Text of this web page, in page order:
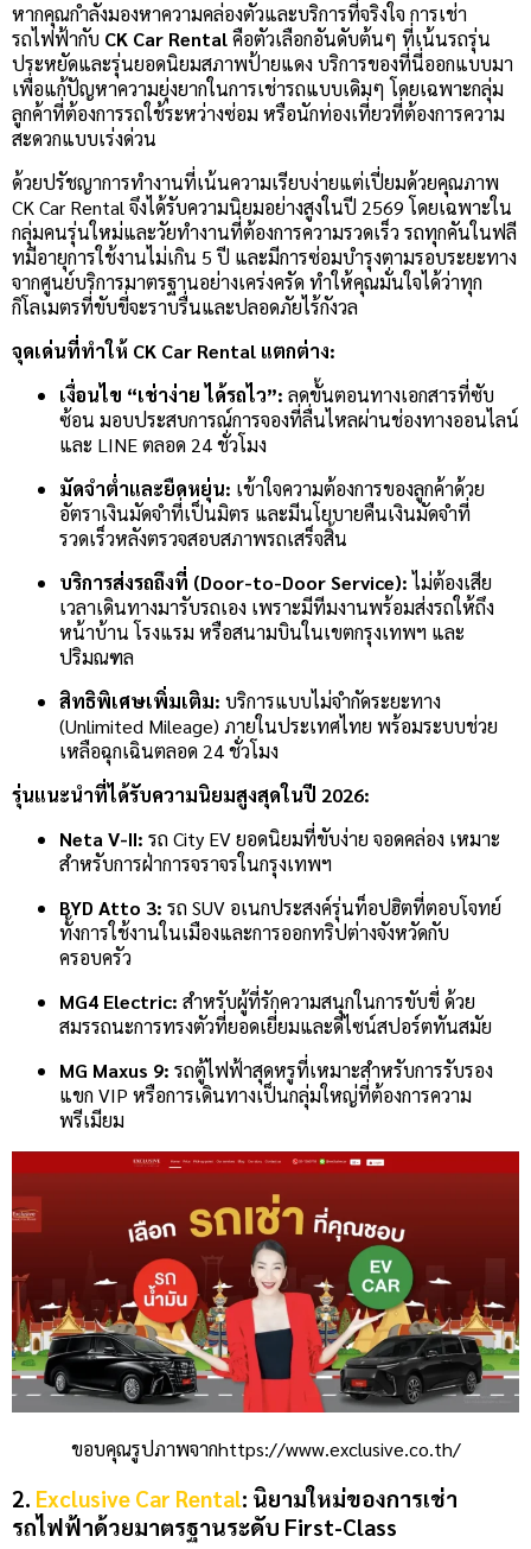
หากคุณกำลังมองหาความคล่องตัวและบริการที่จริงใจ การเช่า
รถไฟฟ้ากับ CK Car Rentalคือตัวเลือกอันดับต้นๆ ที่เน้นรถรุ่น
ประหยัดและรุ่นยอดนิยมสภาพป้ายแดง บริการของที่นี่ออกแบบมา
เพื่อแก้ปัญหาความยุ่งยากในการเช่ารถแบบเดิมๆ โดยเฉพาะกลุ่ม
ลูกค้าที่ต้องการรถใช้ระหว่างซ่อม หรือนักท่องเที่ยวที่ต้องการความ
สะดวกแบบเร่งด่วน
ด้วยปรัชญาการทำงานที่เน้นความเรียบง่ายแต่เปี่ยมด้วยคุณภาพ
CK Car Rental จึงได้รับความนิยมอย่างสูงในปี 2569 โดยเฉพาะใน
กลุ่มคนรุ่นใหม่และวัยทำงานที่ต้องการความรวดเร็ว รถทุกคันในฟลี
ทมีอายุการใช้งานไม่เกิน 5 ปี และมีการซ่อมบำรุงตามรอบระยะทาง
จากศูนย์บริการมาตรฐานอย่างเคร่งครัด ทำให้คุณมั่นใจได้ว่าทุก
กิโลเมตรที่ขับขี่จะราบรื่นและปลอดภัยไร้กังวล
จุดเด่นที่ทำให้ CK Car Rental แตกต่าง:
เงื่อนไข “เช่าง่าย ได้รถไว”: ลดขั้นตอนทางเอกสารที่ซับ
ซ้อน มอบประสบการณ์การจองที่ลื่นไหลผ่านช่องทางออนไลน์
และ LINE ตลอด 24 ชั่วโมง
มัดจำต่ำและยืดหยุ่น: เข้าใจความต้องการของลูกค้าด้วย
อัตราเงินมัดจำที่เป็นมิตร และมีนโยบายคืนเงินมัดจำที่
รวดเร็วหลังตรวจสอบสภาพรถเสร็จสิ้น
บริการส่งรถถึงที่ (Door-to-Door Service):ไม่ต้องเสีย
เวลาเดินทางมารับรถเอง เพราะมีทีมงานพร้อมส่งรถให้ถึง
หน้าบ้าน โรงแรม หรือสนามบินในเขตกรุงเทพฯ และ
ปริมณฑล
สิทธิพิเศษเพิ่มเติม: บริการแบบไม่จำกัดระยะทาง
(Unlimited Mileage) ภายในประเทศไทย พร้อมระบบช่วย
เหลือฉุกเฉินตลอด 24 ชั่วโมง
รุ่นแนะนำที่ได้รับความนิยมสูงสุดในปี 2026:
Neta V-II: รถ City EV ยอดนิยมที่ขับง่าย จอดคล่อง เหมาะ
สำหรับการฝ่าการจราจรในกรุงเทพฯ
BYD Atto 3: รถ SUV อเนกประสงค์รุ่นท็อปฮิตที่ตอบโจทย์
ทั้งการใช้งานในเมืองและการออกทริปต่างจังหวัดกับ
ครอบครัว
MG4 Electric: สำหรับผู้ที่รักความสนุกในการขับขี่ ด้วย
สมรรถนะการทรงตัวที่ยอดเยี่ยมและดีไซน์สปอร์ตทันสมัย
MG Maxus 9: รถตู้ไฟฟ้าสุดหรูที่เหมาะสำหรับการรับรอง
แขก VIP หรือการเดินทางเป็นกลุ่มใหญ่ที่ต้องการความ
พรีเมียม
ขอบคุณรูปภาพจากhttps://www.exclusive.co.th/
2. Exclusive Car Rental: นิยามใหม่ของการเช่า
รถไฟฟ้าด้วยมาตรฐานระดับ First-Class